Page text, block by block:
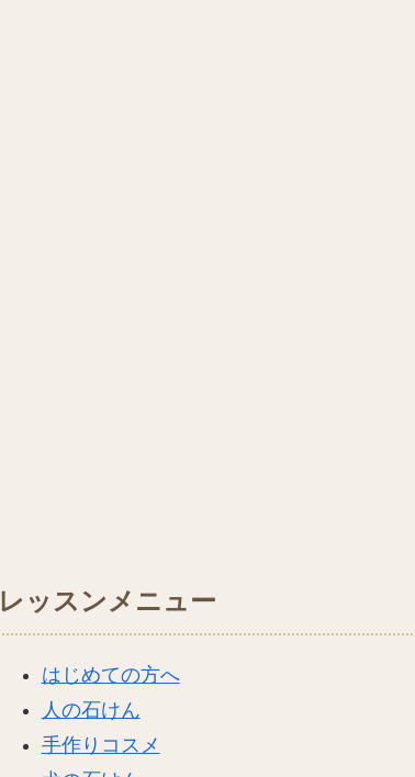
レッスンメニュー
はじめての方へ
人の石けん
手作りコスメ